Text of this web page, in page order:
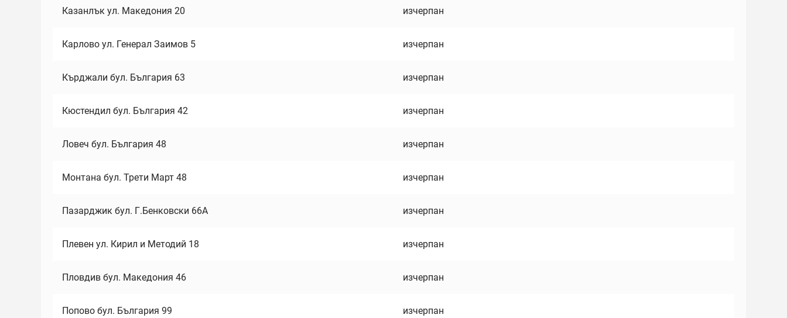
Казанлък ул. Македония 20 изчерпан
Карлово ул. Генерал Заимов 5 изчерпан
Кърджали бул. България 63 изчерпан
Кюстендил бул. България 42 изчерпан
Ловеч бул. България 48 изчерпан
Монтана бул. Трети Март 48 изчерпан
Пазарджик бул. Г.Бенковски 66А изчерпан
Плевен ул. Кирил и Методий 18 изчерпан
Пловдив бул. Македония 46 изчерпан
Попово бул. България 99 изчерпан